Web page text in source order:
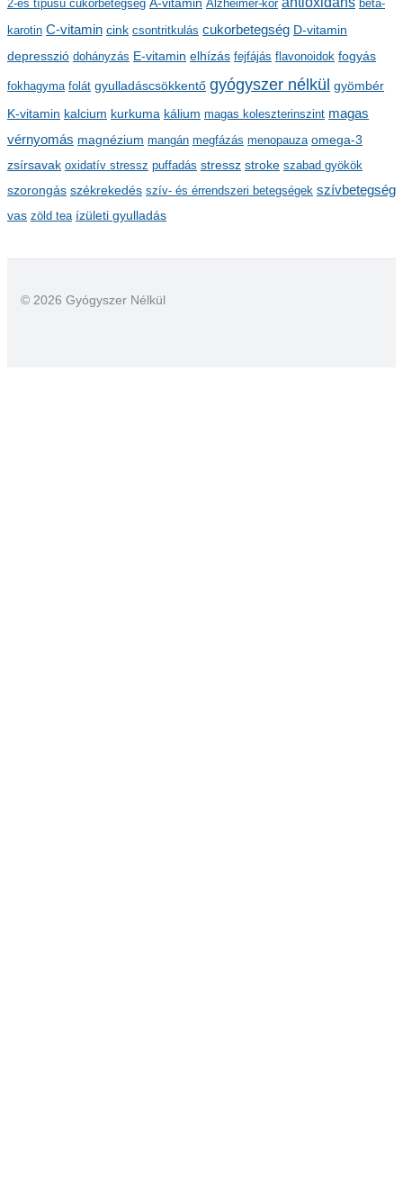
í
v
u
m
2-es típusú cukorbetegség Alzheimer-kór
béta-
karotin C-vitamin cink csontritkulás cukorbetegség D-vitamin
depresszió dohányzás E-vitamin elhízás fejfájás flavonoidok fogyás
fokhagyma folát gyulladáscsökkentő gyógyszer nélkül gyömbér
K-vitamin kalcium kurkuma kálium magas koleszterinszint magas
vérnyomás magnézium mangán megfázás menopauza omega-3
zsírsavak oxidatív stressz puffadás stressz stroke szabad gyökök
szorongás székrekedés szív- és érrendszeri betegségek szívbetegség
vas zöld tea ízületi gyulladás
© 2026 Gyógyszer Nélkül